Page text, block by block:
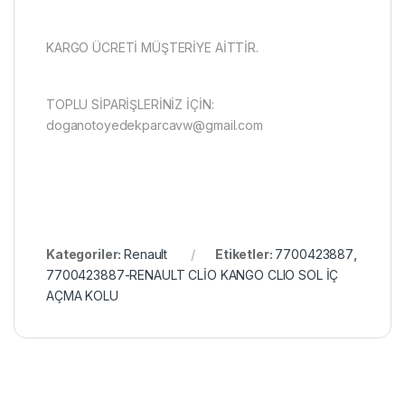
KARGO ÜCRETİ MÜŞTERİYE AİTTİR.
TOPLU SİPARİŞLERİNİZ İÇİN:
doganotoyedekparcavw@gmail.com
Kategoriler:Renault Etiketler: 7700423887
7700423887-RENAULT CLİO KANGO CLIO SOL İÇ
AÇMA KOLU